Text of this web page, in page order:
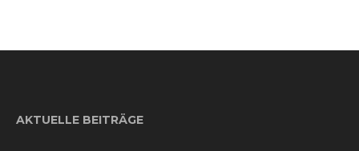
AKTUELLE BEITRÄGE